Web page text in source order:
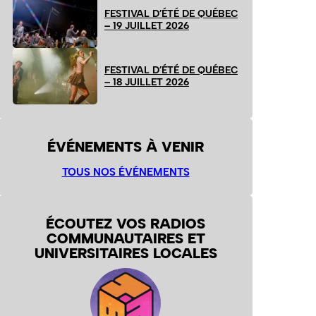
FESTIVAL D’ÉTÉ DE QUÉBEC
– 19 JUILLET 2026
FESTIVAL D’ÉTÉ DE QUÉBEC
– 18 JUILLET 2026
ÉVÉNEMENTS À VENIR
TOUS NOS ÉVÉNEMENTS
ÉCOUTEZ VOS RADIOS
COMMUNAUTAIRES ET
UNIVERSITAIRES LOCALES